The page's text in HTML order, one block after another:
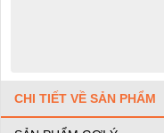
CHI TIẾT VỀ SẢN PHẨM